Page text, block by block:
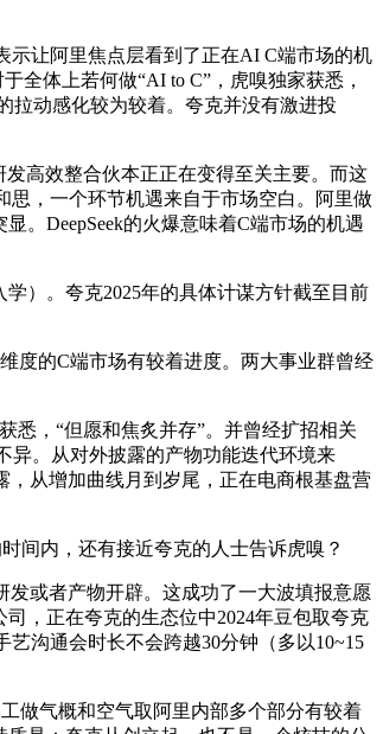
让阿里焦点层看到了正在AI C端市场的机
全体上若何做“AI to C”，虎嗅独家获悉，
拉动感化较为较着。夸克并没有激进投
高效整合伙本正正在变得至关主要。而这
思，一个环节机遇来自于市场空白。阿里做
。DeepSeek的火爆意味着C端市场的机遇
）。夸克2025年的具体计谋方针截至目前
度的C端市场有较着进度。两大事业群曾经
，“但愿和焦炙并存”。并曾经扩招相关
异。从对外披露的产物功能迭代环境来
，从增加曲线月到岁尾，正在电商根基盘营
间内，还有接近夸克的人士告诉虎嗅？
或者产物开辟。这成功了一大波填报意愿
，正在夸克的生态位中2024年豆包取夸克
沟通会时长不会跨越30分钟（多以10~15
做气概和空气取阿里内部多个部分有较着